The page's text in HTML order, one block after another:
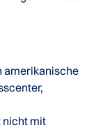
amerikanische
nicht mit